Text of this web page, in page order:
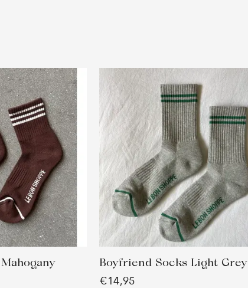
Boyfriend Socks Light Grey
€14,95